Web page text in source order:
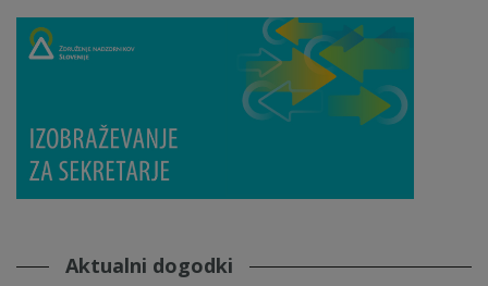
Aktualni dogodki